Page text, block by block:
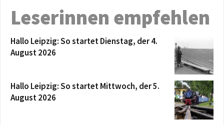
Leserinnen empfehlen
Hallo Leipzig: So startet Dienstag, der 4.
August 2026
Hallo Leipzig: So startet Mittwoch, der 5.
August 2026